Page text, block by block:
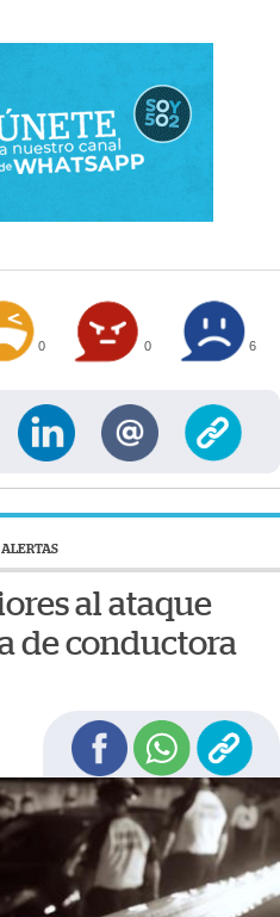
0 0 6
ALERTAS
al ataque
de conductora